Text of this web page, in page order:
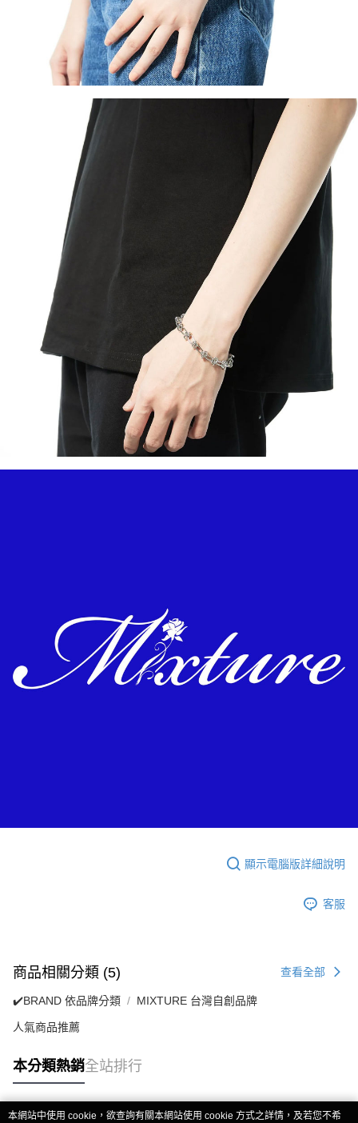
顯示電腦版詳細說明
客服
商品相關分類 (5) 查看全部
✔️BRAND 依品牌分類 MIXTURE 台灣自創品牌
人氣商品推薦
本分類熱銷全站排行
本網站中使用 cookie，欲查詢有關本網站使用 cookie 方式之詳情，及若您不希